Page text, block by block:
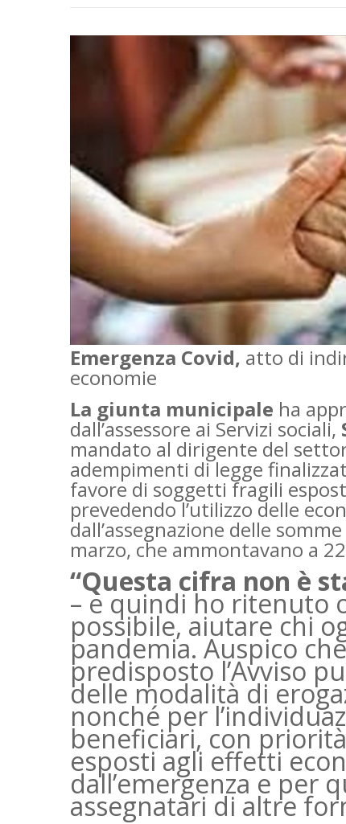
Emergenza Covid, atto di
economie
La giunta municipale ha
dall’assessore ai Servizi sociali,
mandato al dirigente del
adempimenti di legge
favore di soggetti fragili
prevedendo l’utilizzo delle
dall’assegnazione delle
marzo, che ammontavano a
“Questa cifra non è
– e quindi ho ritenuto
possibile, aiutare chi
pandemia. Auspico
predisposto l’Avviso
delle modalità di
nonché per
beneficiari, con
esposti agli effetti
dall’emergenza e per
assegnatari di altre